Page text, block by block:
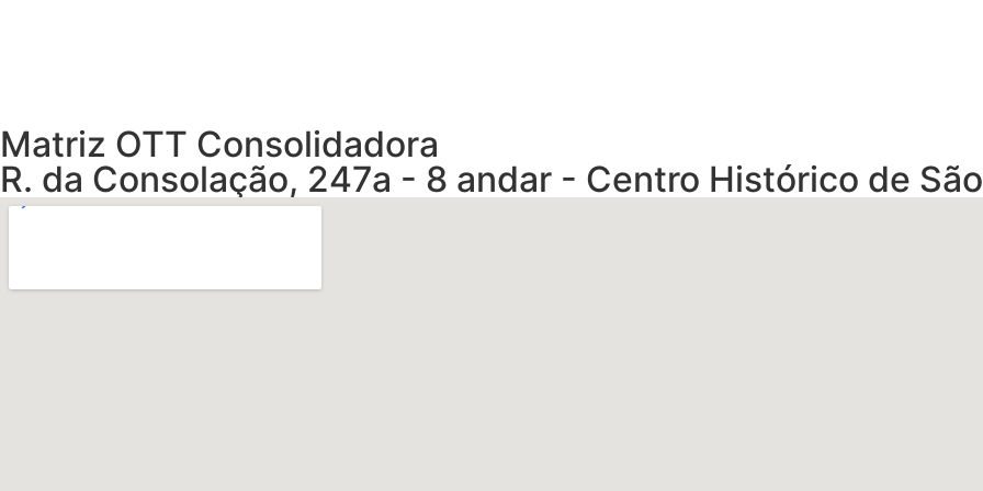
Matriz OTT Consolidadora
R. da Consolação, 247a - 8 andar - Centro Histórico de